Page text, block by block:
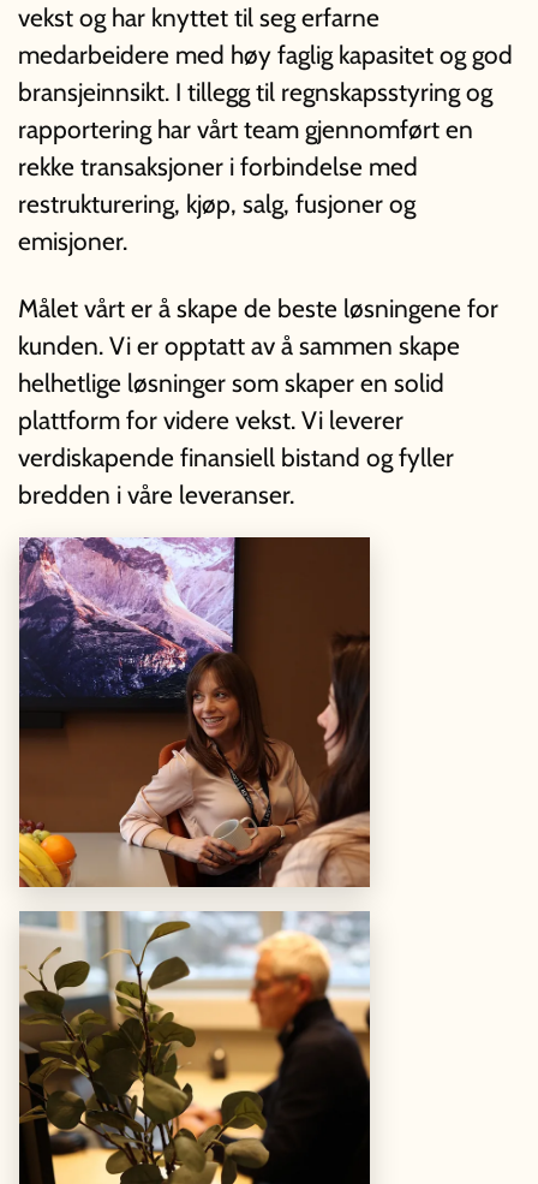
vekst og har knyttet til seg erfarne
medarbeidere med høy faglig kapasitet og god
bransjeinnsikt. I tillegg til regnskapsstyring og
rapportering har vårt team gjennomført en
rekke transaksjoner i forbindelse med
restrukturering, kjøp, salg, fusjoner og
emisjoner.
Målet vårt er å skape de beste løsningene for
kunden. Vi er opptatt av å sammen skape
helhetlige løsninger som skaper en solid
plattform for videre vekst. Vi leverer
verdiskapende finansiell bistand og fyller
bredden i våre leveranser.